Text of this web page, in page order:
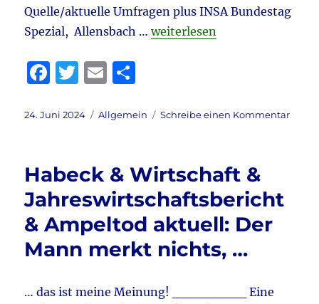
Quelle/aktuelle Umfragen plus INSA Bundestag
Spezial, Allensbach …„Tagebuch 24.6.2024
weiterlesen
F
c
b
o
o
k
T
it
r
E
ai le
Veröffentlicht
24. Juni 2024 Kategorien
Allgemein Schreibe einen Kommentarzu
Habeck & Wirtschaft &
Jahreswirtschaftsbericht
& Ampeltod aktuell: Der
Mann merkt nichts, …
… das ist meine Meinung! ________ Eine